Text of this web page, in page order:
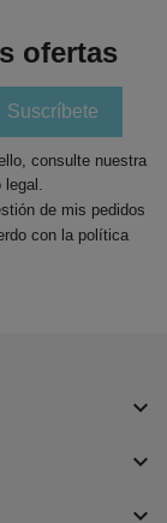
ofertas
consulte nuestra
de mis pedidos
con la política


